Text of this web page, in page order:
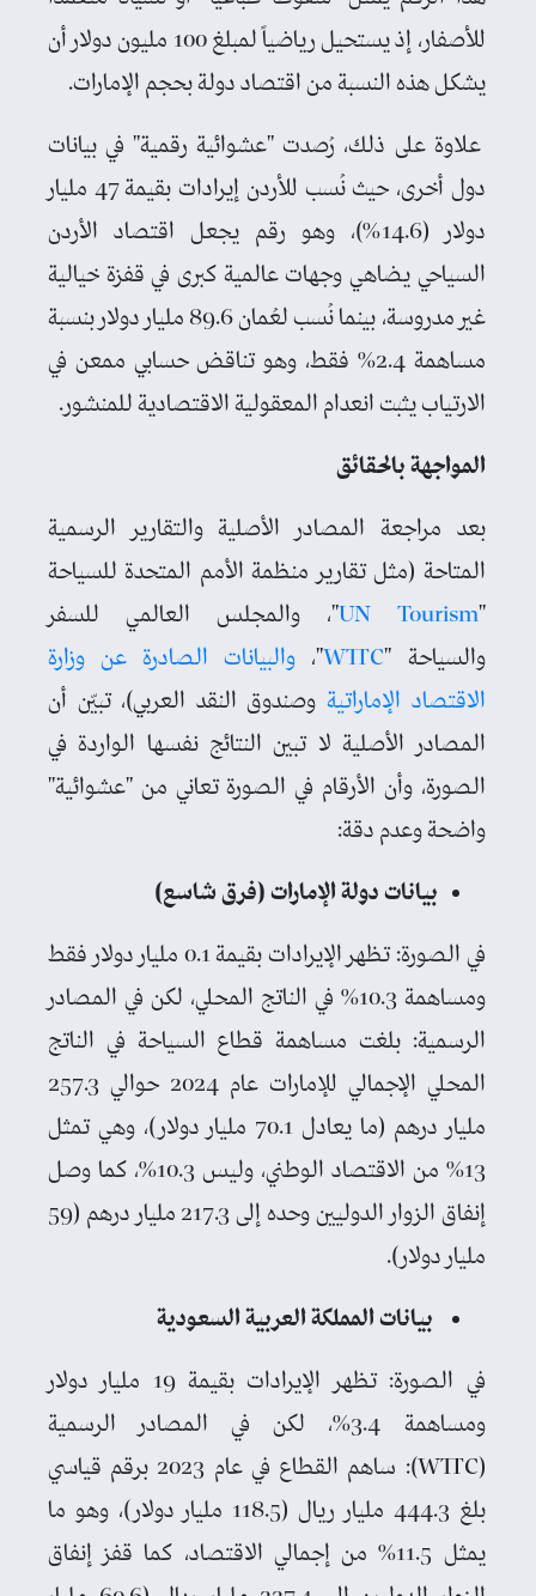
للأصفار، إذ يستحيل رياضياً لمبلغ 100 مليون دولار أن
يشكل هذه النسبة من اقتصاد دولة بحجم الإمارات.
علاوة على ذلك، رُصدت "عشوائية رقمية" في بيانات
دول أخرى، حيث نُسب للأردن إيرادات بقيمة 47 مليار
دولار (14.6%)، وهو رقم يجعل اقتصاد الأردن
السياحي يضاهي وجهات عالمية كبرى في قفزة خيالية
غير مدروسة، بينما نُسب لعُمان 89.6 مليار دولار بنسبة
مساهمة 2.4% فقط، وهو تناقض حسابي ممعن في
الارتياب يثبت انعدام المعقولية الاقتصادية للمنشور.
المواجهة بالحقائق
بعد مراجعة المصادر الأصلية والتقارير الرسمية
المتاحة (مثل تقارير منظمة الأمم المتحدة للسياحة
"
UN Tourism"، والمجلس العالمي للسفر
والسياحة "WTTC"، والبيانات الصادرة عن وزارة
الاقتصاد الإماراتية وصندوق النقد العربي)، تبيّن أن
المصادر الأصلية لا تبين النتائج نفسها الواردة في
الصورة، وأن الأرقام في الصورة تعاني من "عشوائية"
واضحة وعدم دقة:
بيانات دولة الإمارات (فرق شاسع)
في الصورة: تظهر الإيرادات بقيمة 0.1 مليار دولار فقط
ومساهمة 10.3% في الناتج المحلي، لكن في المصادر
الرسمية: بلغت مساهمة قطاع السياحة في الناتج
المحلي الإجمالي للإمارات عام 2024 حوالي 257.3
مليار درهم (ما يعادل 70.1 مليار دولار)، وهي تمثل
13% من الاقتصاد الوطني، وليس 10.3%، كما وصل
إنفاق الزوار الدوليين وحده إلى 217.3 مليار درهم (59
مليار دولار).
بيانات المملكة العربية السعودية
في الصورة: تظهر الإيرادات بقيمة 19 مليار دولار
ومساهمة 3.4%، لكن في المصادر الرسمية
(WTTC): ساهم القطاع في عام 2023 برقم قياسي
بلغ 444.3 مليار ريال (118.5 مليار دولار)، وهو ما
يمثل 11.5% من إجمالي الاقتصاد، كما قفز إنفاق